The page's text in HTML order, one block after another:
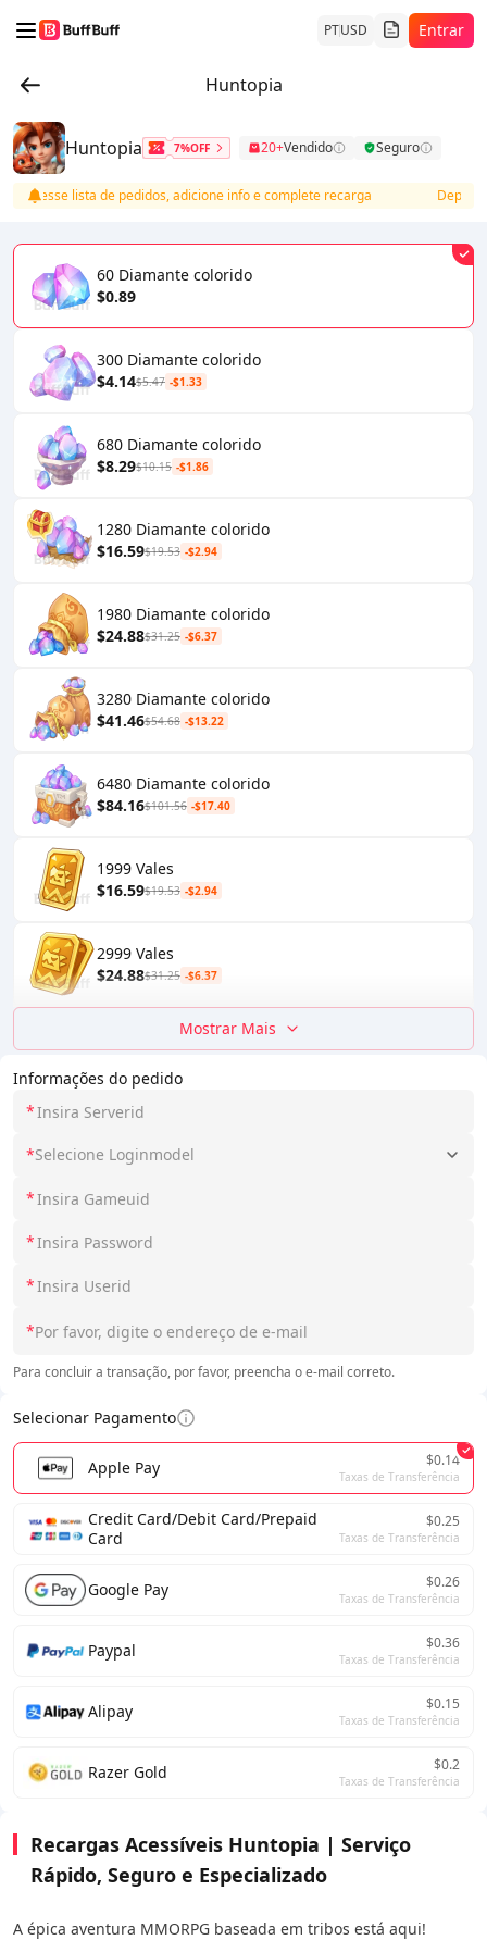
PTUSD Entrar
Huntopia
Informações do pedido
*
*Selecione Loginmodel
*
*
*
*
Para concluir a transação, por favor, preencha o e-mail correto.
Selecionar Pagamento
Apple Pay $0.14
Taxas de Transferência
Credit Card/Debit Card/Prepaid
Card
$0.25
Taxas de Transferência
Google Pay $0.26
Taxas de Transferência
Paypal $0.36
Taxas de Transferência
Alipay $0.15
Taxas de Transferência
Razer Gold $0.2
Taxas de Transferência
Huntopia 7%OFF 20+Vendido Seguro
acesse lista de pedidos, adicione info e complete recarga Depois
60 Diamante colorido
$0.89
300 Diamante colorido
$4.14$5.47 -$1.33
680 Diamante colorido
$8.29$10.15 -$1.86
1280 Diamante colorido
$16.59$19.53 -$2.94
1980 Diamante colorido
$24.88$31.25 -$6.37
3280 Diamante colorido
$41.46$54.68 -$13.22
6480 Diamante colorido
$84.16$101.56 -$17.40
1999 Vales
$16.59$19.53 -$2.94
2999 Vales
$24.88$31.25 -$6.37
Mostrar Mais
Recargas Acessíveis Huntopia | Serviço
Rápido, Seguro e Especializado
A épica aventura MMORPG baseada em tribos está aqui!